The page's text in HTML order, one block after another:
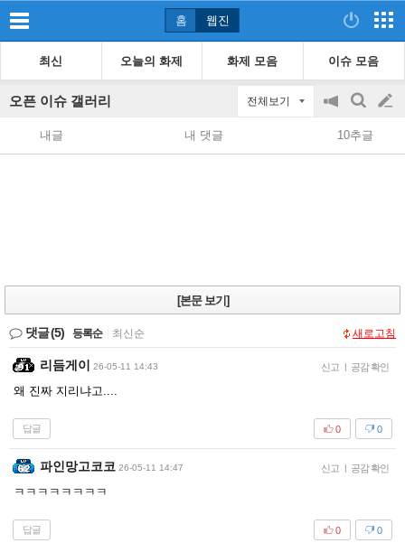
홈 웹진
최신 오늘의 화제 화제 모음 이슈 모음
오픈 이슈 갤러리 전체보기
공
지
on/off
검
색
글
쓰
내글 내 댓글 10추글
[본문 보기]
댓글(5) 등록순 최신순 새로고침
리듬게이 26-05-11 14:43 신고 | 공감 확인
왜 진짜 지리냐고....
답글 0
0
파인망고코코 26-05-11 14:47 신고 | 공감 확인
ㅋㅋㅋㅋㅋㅋㅋㅋ
답글 0
0